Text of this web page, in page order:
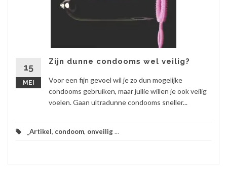
15
MEI
Zijn dunne condooms wel veilig?
Voor een fijn gevoel wil je zo dun mogelijke
condooms gebruiken, maar jullie willen je ook veilig
voelen. Gaan ultradunne condooms sneller...
_Artikel, condoom, onveilig...